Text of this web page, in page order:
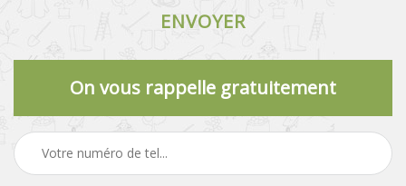
On vous rappelle gratuitement